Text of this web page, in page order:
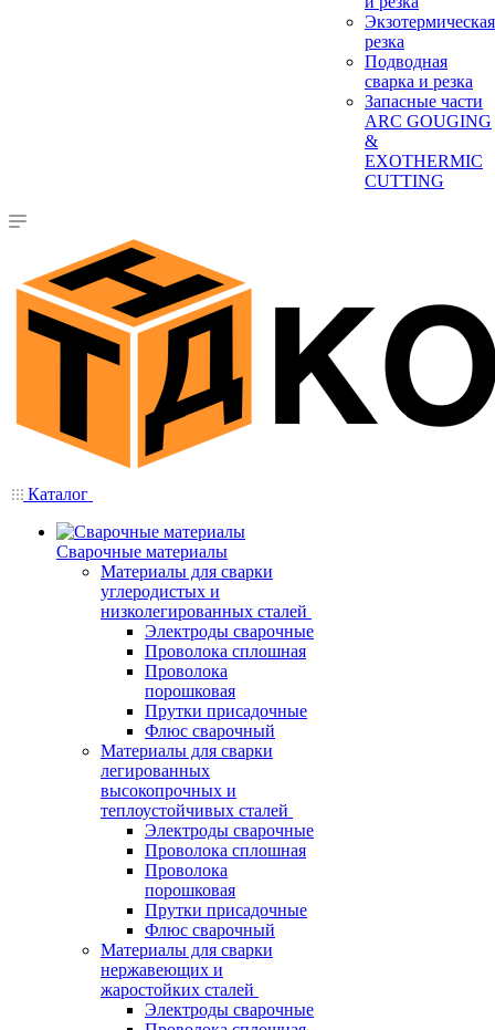
Экзотермическая
резка
Подводная
сварка и резка
Запасные части
ARC GOUGING
&
EXOTHERMIC
CUTTING
Каталог
Сварочные материалы
Материалы для сварки
углеродистых и
низколегированных сталей
Электроды сварочные
Проволока сплошная
Проволока
порошковая
Прутки присадочные
Флюс сварочный
Материалы для сварки
легированных
высокопрочных и
теплоустойчивых сталей
Электроды сварочные
Проволока сплошная
Проволока
порошковая
Прутки присадочные
Флюс сварочный
Материалы для сварки
нержавеющих и
жаростойких сталей
Электроды сварочные